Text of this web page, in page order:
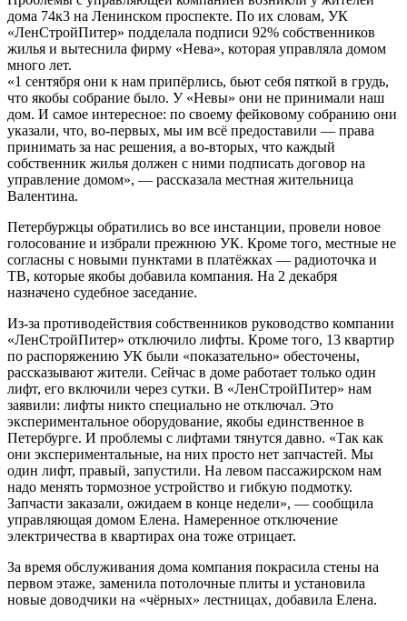
дома 74к3 на Ленинском проспекте. По их словам, УК
«ЛенСтройПитер» подделала подписи 92% собственников
жилья и вытеснила фирму «Нева», которая управляла домом
много лет.
«1 сентября они к нам припёрлись, бьют себя пяткой в грудь,
что якобы собрание было. У «Невы» они не принимали наш
дом. И самое интересное: по своему фейковому собранию они
указали, что, во-первых, мы им всё предоставили — права
принимать за нас решения, а во-вторых, что каждый
собственник жилья должен с ними подписать договор на
управление домом», — рассказала местная жительница
Валентина.
Петербуржцы обратились во все инстанции, провели новое
голосование и избрали прежнюю УК. Кроме того, местные не
согласны с новыми пунктами в платёжках — радиоточка и
ТВ, которые якобы добавила компания. На 2 декабря
назначено судебное заседание.
Из-за противодействия собственников руководство компании
«ЛенСтройПитер» отключило лифты. Кроме того, 13 квартир
по распоряжению УК были «показательно» обесточены,
рассказывают жители. Сейчас в доме работает только один
лифт, его включили через сутки. В «ЛенСтройПитер» нам
заявили: лифты никто специально не отключал. Это
экспериментальное оборудование, якобы единственное в
Петербурге. И проблемы с лифтами тянутся давно. «Так как
они экспериментальные, на них просто нет запчастей. Мы
один лифт, правый, запустили. На левом пассажирском нам
надо менять тормозное устройство и гибкую подмотку.
Запчасти заказали, ожидаем в конце недели», — сообщила
управляющая домом Елена. Намеренное отключение
электричества в квартирах она тоже отрицает.
За время обслуживания дома компания покрасила стены на
первом этаже, заменила потолочные плиты и установила
новые доводчики на «чёрных» лестницах, добавила Елена.